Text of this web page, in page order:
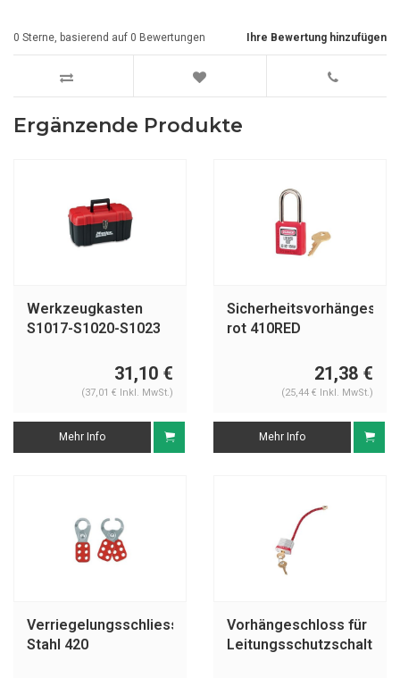
Ihre Bewertung hinzufügen
0 Sterne, basierend auf 0 Bewertungen
Ergänzende Produkte
Werkzeugkasten
S1017-S1020-S1023
31,10 €
(37,01 € Inkl. MwSt.)
Mehr Info
rot 410RED
21,38 €
(25,44 € Inkl. MwSt.)
Mehr Info
Verriegelungsschliessbügel
Stahl 420
Vorhängeschloss für
Leitungsschutzschalter